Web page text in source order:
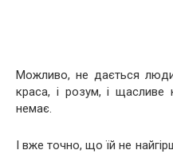
Можливо, не дається
краса, і розум, і
немає.
І вже точно, що їй не